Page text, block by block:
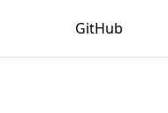
GitHub